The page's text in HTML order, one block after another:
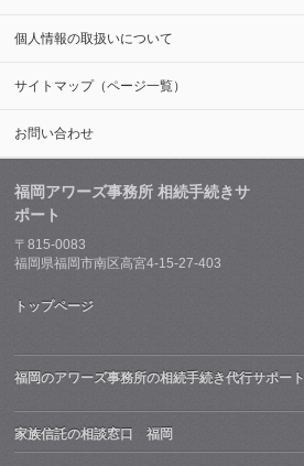
個人情報の取扱いについて
サイトマップ（ページ一覧）
お問い合わせ
福岡アワーズ事務所 相続手続きサ
ポート
〒815-0083
福岡県福岡市南区高宮4-15-27-403
トップページ
福岡のアワーズ事務所の相続手続き代行サポート
家族信託の相談窓口 福岡